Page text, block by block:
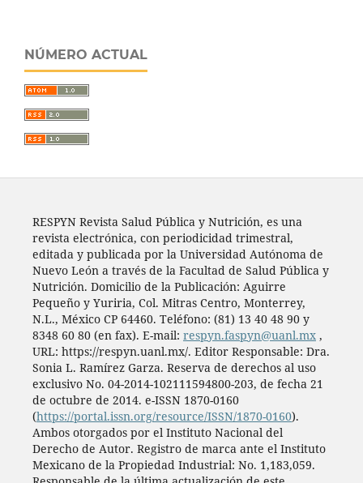
NÚMERO ACTUAL
RESPYN Revista Salud Pública y Nutrición, es una
revista electrónica, con periodicidad trimestral,
editada y publicada por la Universidad Autónoma de
Nuevo León a través de la Facultad de Salud Pública y
Nutrición. Domicilio de la Publicación: Aguirre
Pequeño y Yuriria, Col. Mitras Centro, Monterrey,
N.L., México CP 64460. Teléfono: (81) 13 40 48 90 y
8348 60 80 (en fax). E-mail: respyn.faspyn@uanl.mx,
URL: https://respyn.uanl.mx/. Editor Responsable: Dra.
Sonia L. Ramírez Garza. Reserva de derechos al uso
exclusivo No. 04-2014-102111594800-203, de fecha 21
de octubre de 2014. e-ISSN 1870-0160
(https://portal.issn.org/resource/ISSN/1870-0160).
Ambos otorgados por el Instituto Nacional del
Derecho de Autor. Registro de marca ante el Instituto
Mexicano de la Propiedad Industrial: No. 1,183,059.